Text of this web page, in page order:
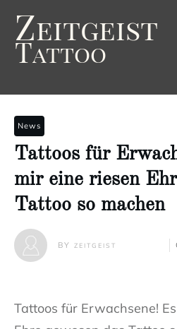
Zeitgeist
Tattoo
News
Tattoos für
mir eine riesen
Tattoo so machen
BYZEITGEIST
Tattoos für Erwachsene!